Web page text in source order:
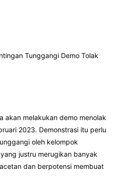
Tunggangi Demo Tolak
akan melakukan demo menolak
2023. Demonstrasi itu perlu
oleh kelompok
justru merugikan banyak
dan berpotensi membuat